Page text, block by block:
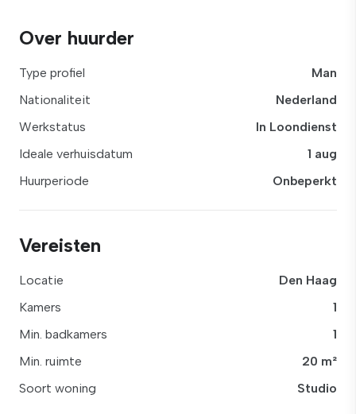
Over huurder
Type profiel
Man
Nationaliteit
Nederland
Werkstatus
In Loondienst
Ideale verhuisdatum
1 aug
Huurperiode
Onbeperkt
Vereisten
Locatie
Den Haag
Kamers
1
Min. badkamers
1
Min. ruimte
20 m²
Soort woning
Studio